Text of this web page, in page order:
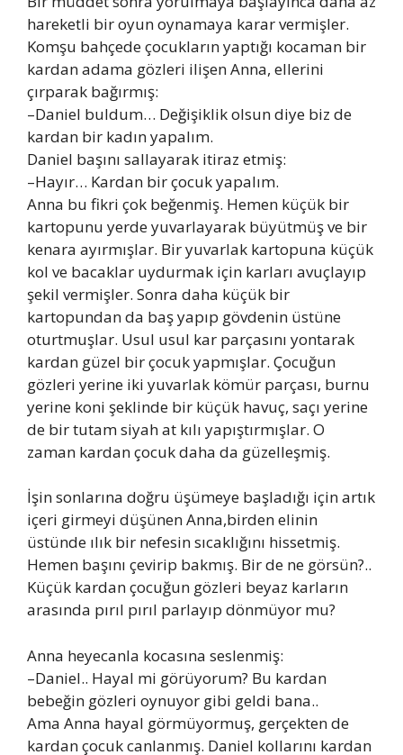
hareketli bir oyun oynamaya karar vermişler.
Komşu bahçede çocukların yaptığı kocaman bir
kardan adama gözleri ilişen Anna, ellerini
çırparak bağırmış:
–Daniel buldum… Değişiklik olsun diye biz de
kardan bir kadın yapalım.
Daniel başını sallayarak itiraz etmiş:
–Hayır… Kardan bir çocuk yapalım.
Anna bu fikri çok beğenmiş. Hemen küçük bir
kartopunu yerde yuvarlayarak büyütmüş ve bir
kenara ayırmışlar. Bir yuvarlak kartopuna küçük
kol ve bacaklar uydurmak için karları avuçlayıp
şekil vermişler. Sonra daha küçük bir
kartopundan da baş yapıp gövdenin üstüne
oturtmuşlar. Usul usul kar parçasını yontarak
kardan güzel bir çocuk yapmışlar. Çocuğun
gözleri yerine iki yuvarlak kömür parçası, burnu
yerine koni şeklinde bir küçük havuç, saçı yerine
de bir tutam siyah at kılı yapıştırmışlar. O
zaman kardan çocuk daha da güzelleşmiş.
İşin sonlarına doğru üşümeye başladığı için artık
içeri girmeyi düşünen Anna,birden elinin
üstünde ılık bir nefesin sıcaklığını hissetmiş.
Hemen başını çevirip bakmış. Bir de ne görsün?..
Küçük kardan çocuğun gözleri beyaz karların
arasında pırıl pırıl parlayıp dönmüyor mu?
Anna heyecanla kocasına seslenmiş:
–Daniel.. Hayal mi görüyorum? Bu kardan
bebeğin gözleri oynuyor gibi geldi bana..
Ama Anna hayal görmüyormuş, gerçekten de
kardan çocuk canlanmış. Daniel kollarını kardan